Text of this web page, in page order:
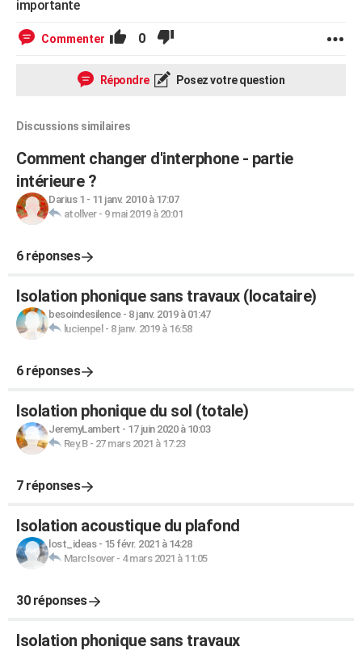
importante
Commenter 0
Répondre Posez votre question
Discussions similaires
Comment changer d'interphone - partie
intérieure ?
Darius 1 - 11 janv. 2010 à 17:07
atollver- 9 mai 2019 à 20:01
6 réponses
Isolation phonique sans travaux (locataire)
besoindesilence- 8 janv. 2019 à 01:47
lucienpel - 8 janv. 2019 à 16:58
6 réponses
Isolation phonique du sol (totale)
JeremyLambert - 17 juin 2020 à 10:03
Rey.B- 27 mars 2021 à 17:23
7 réponses
Isolation acoustique du plafond
lost_ideas- 15 févr. 2021 à 14:28
MarcIsover- 4 mars 2021 à 11:05
30 réponses
Isolation phonique sans travaux